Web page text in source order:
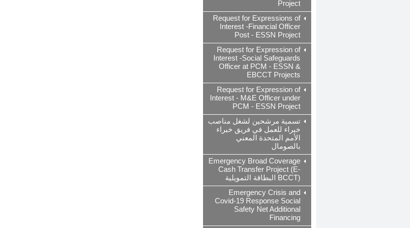
Project
Request for Expressions of
Interest -Financial Officer
Post - ESSN Project
Request for Expression of
Interest -Social Safeguards
Officer at PCM - ESSN &
EBCCT Projects
Request for Expression of
Interest - M&E Officer under
PCM - ESSN Project
تسمية مرشحين لشغل مناصب
خبراء للعمل في فريق خبراء
الأمم المتحدة المعني
بالصومال
Emergency Broad Coverage
Cash Transfer Project (E-
BCCT) البطاقة التمويلية
Emergency Crisis and
Covid-19 Response Social
Safety Net Additional
Financing